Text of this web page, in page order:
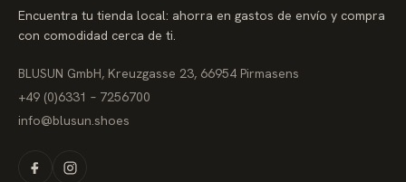
a
r
Encuentra tu tienda local: ahorra en gastos de envío y compra
con comodidad cerca de ti.
BLUSUN GmbH, Kreuzgasse 23, 66954 Pirmasens
+49 (0)6331 – 7256700
info@blusun.shoes